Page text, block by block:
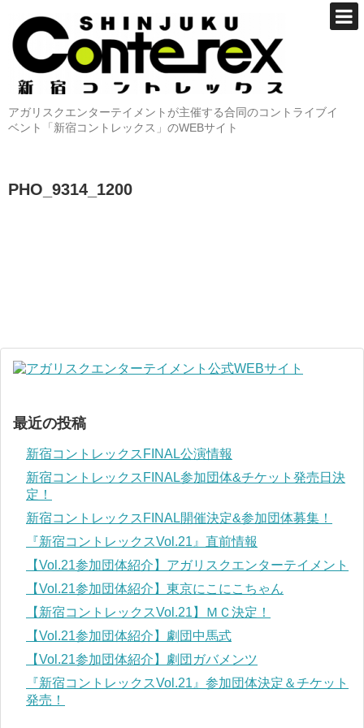
アガリスクエンターテイメントが主催する合同のコントライブイ
ベント「新宿コントレックス」のWEBサイト
PHO_9314_1200
最近の投稿
新宿コントレックスFINAL公演情報
新宿コントレックスFINAL参加団体&チケット発売日決
定！
新宿コントレックスFINAL開催決定&参加団体募集！
『新宿コントレックスVol.21』直前情報
【Vol.21参加団体紹介】アガリスクエンターテイメント
【Vol.21参加団体紹介】東京にこにこちゃん
【新宿コントレックスVol.21】ＭＣ決定！
【Vol.21参加団体紹介】劇団中馬式
【Vol.21参加団体紹介】劇団ガバメンツ
『新宿コントレックスVol.21』参加団体決定＆チケット
発売！